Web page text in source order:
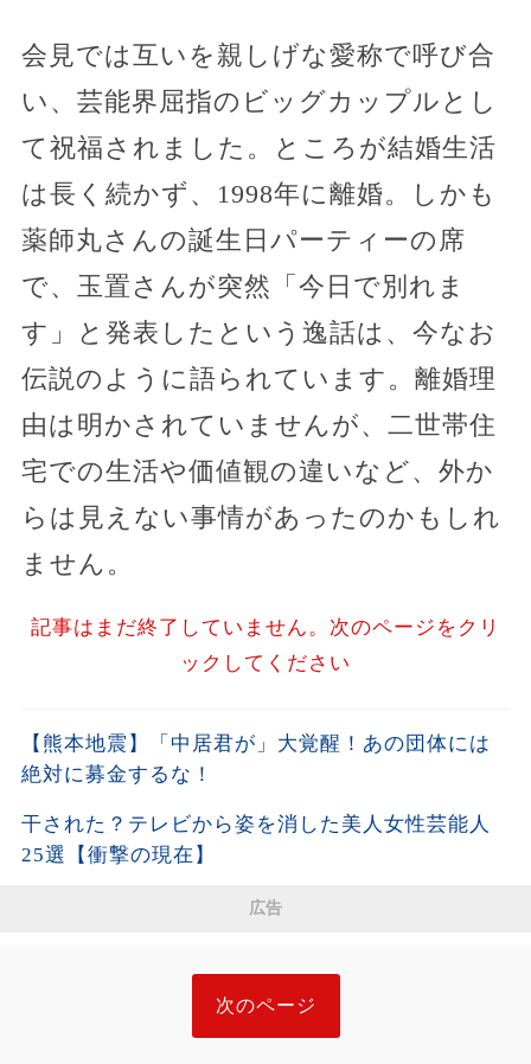
会見では互いを親しげな愛称で呼び合
い、芸能界屈指のビッグカップルとし
て祝福されました。ところが結婚生活
は長く続かず、1998年に離婚。しかも
薬師丸さんの誕生日パーティーの席
で、玉置さんが突然「今日で別れま
す」と発表したという逸話は、今なお
伝説のように語られています。離婚理
由は明かされていませんが、二世帯住
宅での生活や価値観の違いなど、外か
らは見えない事情があったのかもしれ
ません。
記事はまだ終了していません。次のページをクリ
ックしてください
【熊本地震】「中居君が」大覚醒！あの団体には
絶対に募金するな！
干された？テレビから姿を消した美人女性芸能人
25選【衝撃の現在】
広告
次のページ